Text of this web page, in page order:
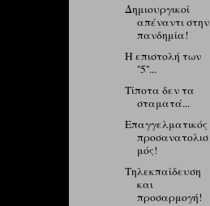
Δημιουργικοί
απέναντι στην
πανδημία!
Η επιστολή των
''5''...
Τίποτα δεν τα
σταματά...
Επαγγελματικός
προσανατολισ
μός!
Τηλεκπαίδευση
και
προσαρμογή!